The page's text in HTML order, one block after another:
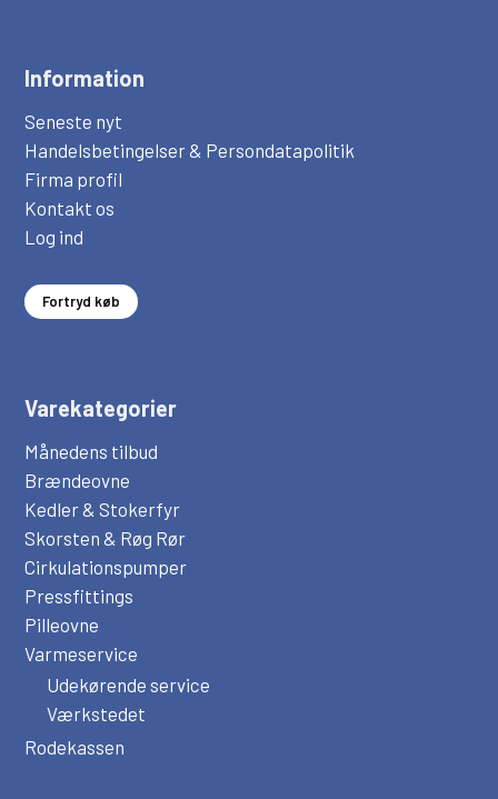
Information
Seneste nyt
Handelsbetingelser & Persondatapolitik
Firma profil
Kontakt os
Log ind
Fortryd køb
Varekategorier
Månedens tilbud
Brændeovne
Kedler & Stokerfyr
Skorsten & Røg Rør
Cirkulationspumper
Pressfittings
Pilleovne
Varmeservice
Udekørende service
Værkstedet
Rodekassen